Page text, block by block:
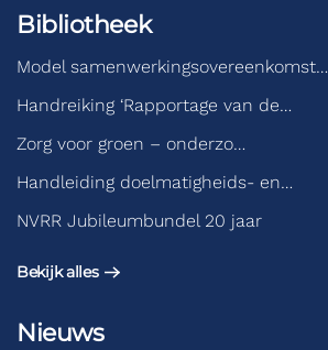
Bibliotheek
Model samenwerkingsovereenkomst…
Handreiking ‘Rapportage van de…
Zorg voor groen – onderzo…
Handleiding doelmatigheids- en…
NVRR Jubileumbundel 20 jaar
Bekijk alles
Nieuws